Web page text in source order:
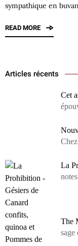
sympathique en
READ MORE
Articles récents
Cet
La
The
sage